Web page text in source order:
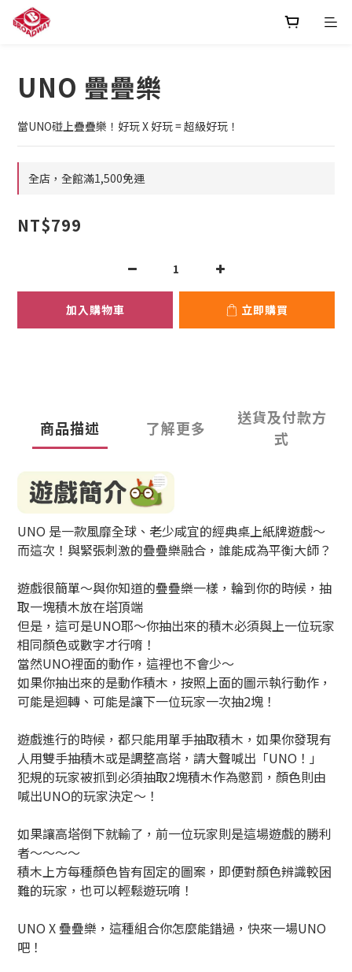
UNO 疊疊樂
當UNO碰上疊疊樂！好玩 X 好玩 = 超級好玩！
全店，全館滿1,500免運
NT$799
加入購物車 立即購買
商品描述 了解更多
送貨及付款方
式
UNO 是一款風靡全球、老少咸宜的經典桌上紙牌遊戲～
而這次！與緊張刺激的疊疊樂融合，誰能成為平衡大師？
遊戲很簡單～與你知道的疊疊樂一樣，輪到你的時候，抽
取一塊積木放在塔頂端
但是，這可是UNO耶～你抽出來的積木必須與上一位玩家
相同顏色或數字才行唷！
當然UNO裡面的動作，這裡也不會少～
如果你抽出來的是動作積木，按照上面的圖示執行動作，
可能是迴轉、可能是讓下一位玩家一次抽2塊！
遊戲進行的時候，都只能用單手抽取積木，如果你發現有
人用雙手抽積木或是調整高塔，請大聲喊出「UNO！」
犯規的玩家被抓到必須抽取2塊積木作為懲罰，顏色則由
喊出UNO的玩家決定～！
如果讓高塔倒下就輸了，前一位玩家則是這場遊戲的勝利
者～～～～
積木上方每種顏色皆有固定的圖案，即便對顏色辨識較困
難的玩家，也可以輕鬆遊玩唷！
UNO X 疊疊樂，這種組合你怎麼能錯過，快來一場UNO
吧！